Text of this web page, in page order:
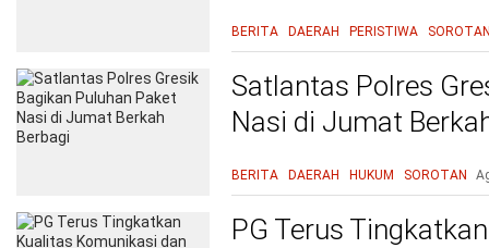
BERITA DAERAH PERISTIWA
Satlantas Polres
Nasi di Jumat
BERITA DAERAH HUKUM SOROTAN
PG Terus